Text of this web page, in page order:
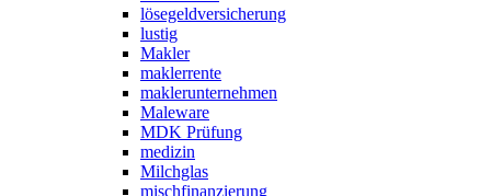
lösegeldversicherung
lustig
Makler
maklerrente
maklerunternehmen
Maleware
MDK Prüfung
medizin
Milchglas
mischfinanzierung